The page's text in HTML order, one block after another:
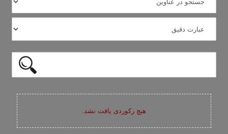
هیچ رکوردی یافت نشد.